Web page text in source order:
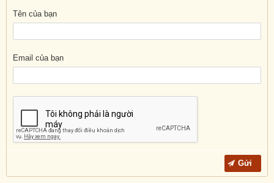
Tên của bạn
Email của bạn